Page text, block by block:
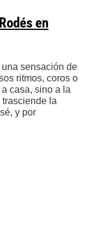
en
sensación de
ritmos, coros o
casa, sino a la
la
y por